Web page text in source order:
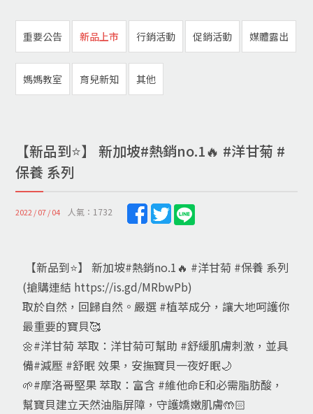
重要公告 新品上市 行銷活動 促銷活動 媒體露出
媽媽教室 育兒新知 其他
【新品到⭐️】 新加坡#熱銷no.1🔥 #洋甘菊 #
保養 系列
2022 / 07 / 04 人氣：1732
【新品到⭐️】 新加坡#熱銷no.1🔥 #洋甘菊 #保養 系列
(搶購連結 https://is.gd/MRbwPb)
取於自然，回歸自然。嚴選 #植萃成分，讓大地呵護你
最重要的寶貝🥰
🌼#洋甘菊 萃取：洋甘菊可幫助 #舒緩肌膚刺激，並具
備#減壓 #舒眠 效果，安撫寶貝一夜好眠🌙
🌱#摩洛哥堅果 萃取：富含 #維他命E和必需脂肪酸，
幫寶貝建立天然油脂屏障，守護嬌嫩肌膚🤲🏻